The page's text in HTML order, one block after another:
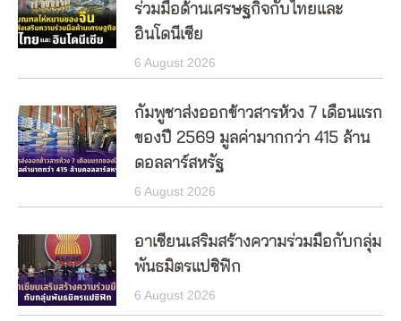
ร่วมมือด้านเศรษฐกิจกับไทยและ
อินโดนีเซีย
6 August 2026
กัมพูชาส่งออกข้าวสารห้วง 7 เดือนแรก
ของปี 2569 มูลค่ามากกว่า 415 ล้าน
ดอลลาร์สหรัฐ
6 August 2026
อาเซียนเสริมสร้างความร่วมมือกับกลุ่ม
พันธมิตรแปซิฟิก
6 August 2026